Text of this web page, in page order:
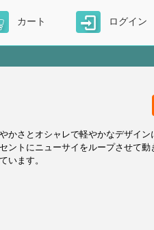
カート ログイン
かさとオシャレで軽やかなデザイン
ントにニューサイをループさせて
います。